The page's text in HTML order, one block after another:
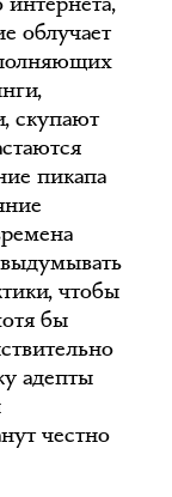
облучает
скупают
пикапа
чтобы
бы
адепты
честно